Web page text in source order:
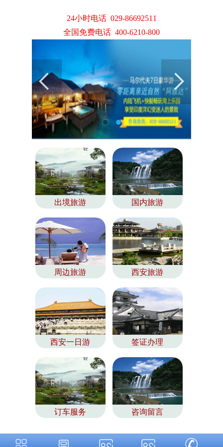
24小时电话 029-86692511
全国免费电话 400-6210-800
出境旅游 国内旅游
周边旅游 西安旅游
西安一日游 签证办理
订车服务 咨询留言